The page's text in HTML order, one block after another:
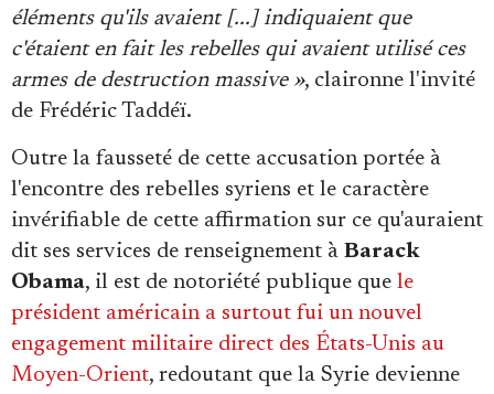
éléments qu'ils avaient [...] indiquaient que
c'étaient en fait les rebelles qui avaient utilisé ces
armes de destruction massive », claironne l'invité
de Frédéric Taddéï.
Outre la fausseté de cette accusation portée à
l'encontre des rebelles syriens et le caractère
invérifiable de cette affirmation sur ce qu'auraient
dit ses services de renseignement à Barack
Obama, il est de notoriété publique que le
président américain a surtout fui un nouvel
engagement militaire direct des États-Unis au
Moyen-Orient, redoutant que la Syrie devienne